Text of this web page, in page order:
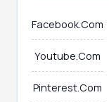
Facebook.Com
Youtube.Com
Pinterest.Com